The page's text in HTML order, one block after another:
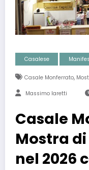
Casalese
Casale Monferrato,
Massimo Iaretti
Casale
Mostra
nel 2026